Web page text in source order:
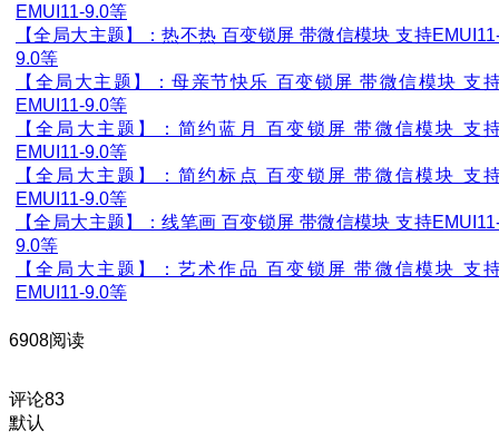
EMUI11-9.0等
【全局大主题】：热不热 百变锁屏 带微信模块 支持
9.0等
【全局大主题】：母亲节快乐 百变锁屏 带微信模块 支
EMUI11-9.0等
【全局大主题】：简约蓝月 百变锁屏 带微信模块 支
EMUI11-9.0等
【全局大主题】：简约标点 百变锁屏 带微信模块 支
EMUI11-9.0等
【全局大主题】：线笔画 百变锁屏 带微信模块 支持
9.0等
【全局大主题】：艺术作品 百变锁屏 带微信模块 支
EMUI11-9.0等
6908阅读
评论83
默认